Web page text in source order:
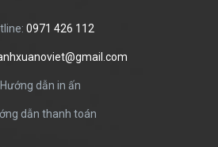
0971 426 112
Hướng dẫn in ấn
dẫn thanh toán